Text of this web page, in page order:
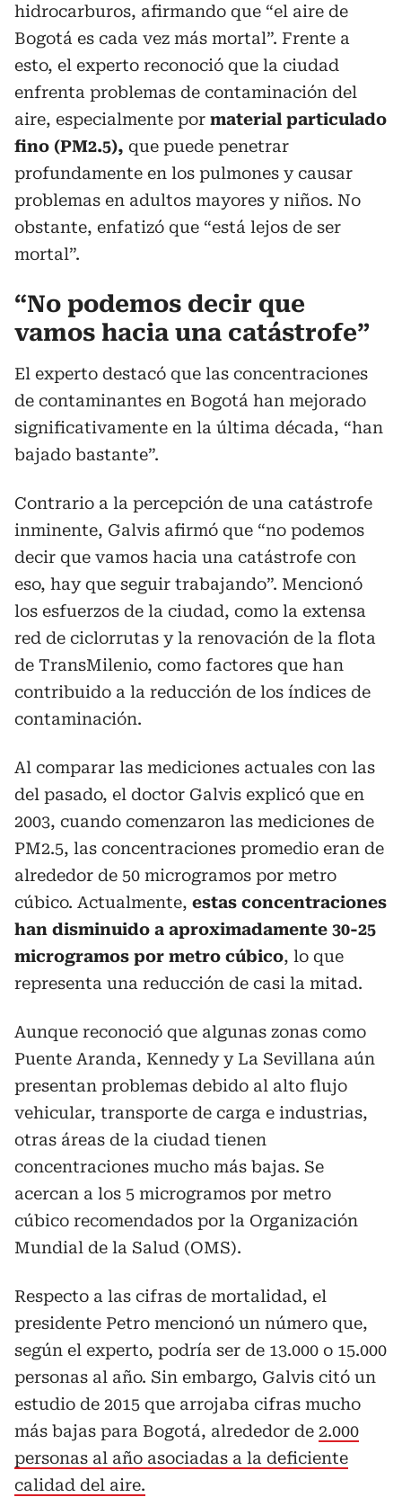
hidrocarburos, afirmando que “el aire de
Bogotá es cada vez más mortal”. Frente a
esto, el experto reconoció que la ciudad
enfrenta problemas de contaminación del
aire, especialmente por material particulado
fino (PM2.5), que puede penetrar
profundamente en los pulmones y causar
problemas en adultos mayores y niños. No
obstante, enfatizó que “está lejos de ser
mortal”.
“No podemos decir que
vamos hacia una catástrofe”
El experto destacó que las concentraciones
de contaminantes en Bogotá han mejorado
significativamente en la última década, “han
bajado bastante”.
Contrario a la percepción de una catástrofe
inminente, Galvis afirmó que “no podemos
decir que vamos hacia una catástrofe con
eso, hay que seguir trabajando”. Mencionó
los esfuerzos de la ciudad, como la extensa
red de ciclorrutas y la renovación de la flota
de TransMilenio, como factores que han
contribuido a la reducción de los índices de
contaminación.
Al comparar las mediciones actuales con las
del pasado, el doctor Galvis explicó que en
2003, cuando comenzaron las mediciones de
PM2.5, las concentraciones promedio eran de
alrededor de 50 microgramos por metro
cúbico. Actualmente, estas concentraciones
han disminuido a aproximadamente 30-25
microgramos por metro cúbico, lo que
representa una reducción de casi la mitad.
Aunque reconoció que algunas zonas como
Puente Aranda, Kennedy y La Sevillana aún
presentan problemas debido al alto flujo
vehicular, transporte de carga e industrias,
otras áreas de la ciudad tienen
concentraciones mucho más bajas. Se
acercan a los 5 microgramos por metro
cúbico recomendados por la Organización
Mundial de la Salud (OMS).
Respecto a las cifras de mortalidad, el
presidente Petro mencionó un número que,
según el experto, podría ser de 13.000 o 15.000
personas al año. Sin embargo, Galvis citó un
estudio de 2015 que arrojaba cifras mucho
más bajas para Bogotá, alrededor de 2.000
personas al año asociadas a la deficiente
calidad del aire.